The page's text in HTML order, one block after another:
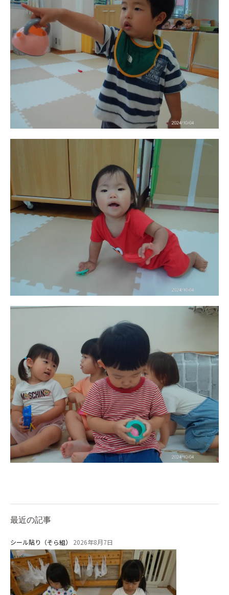
最近の記事
シール貼り（そら組） 2026年8月7日
園児募集要項
教職員募集
園のこと
安⼼・安全対策
給⾷
理事長のことば
教育と保育
美⽊多幼稚園の理想
園の1⽇
預かり保育［ヒラソル ]
美⽊多チコス
未就園児クラス
0歳親子登園［マカロンクラス ]
1歳・2歳親子登園［マリポサクラ
ス ]
2歳児ひとり登園［ゆず組 ]
グループ施設・
園
⼤阪府私⽴幼稚園連盟
社会福祉法人野田福祉会